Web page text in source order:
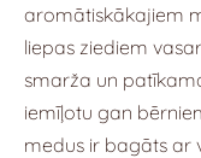
aromātiskākajiem
liepas ziediem
smarža un
iemīļotu gan
medus ir bagāts ar